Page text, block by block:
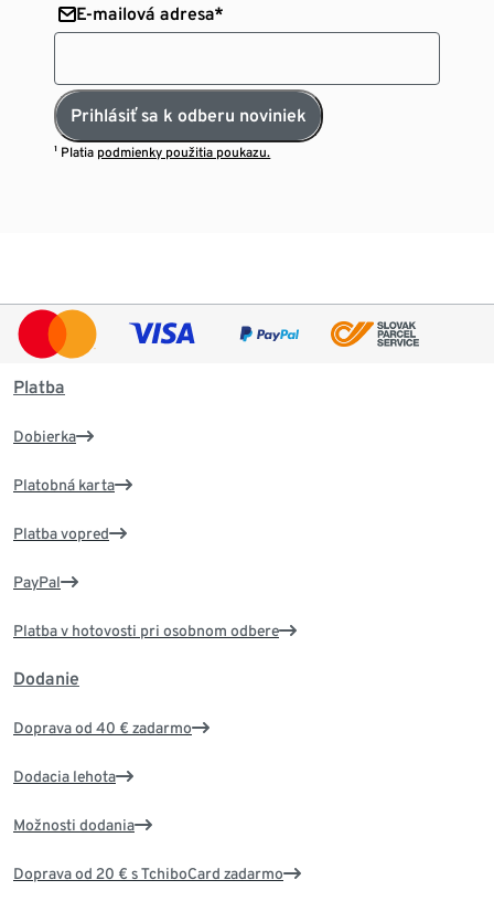
E-mailová adresa*
Prihlásiť sa k odberu noviniek
¹ Platia podmienky použitia poukazu.
Platba
Dobierka
Platobná karta
Platba vopred
PayPal
Platba v hotovosti pri osobnom odbere
Dodanie
Doprava od 40 € zadarmo
Dodacia lehota
Možnosti dodania
Doprava od 20 € s TchiboCard zadarmo